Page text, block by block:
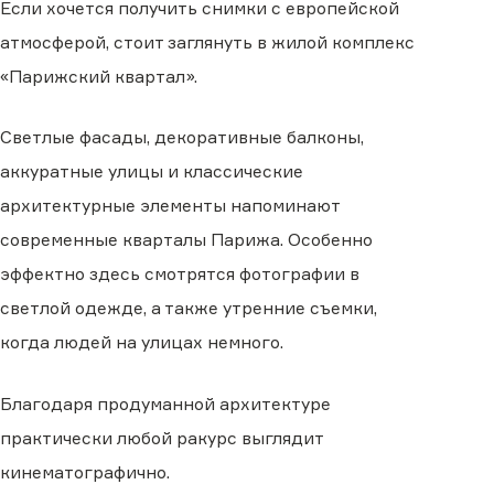
Если хочется получить снимки с европейской
атмосферой, стоит заглянуть в жилой комплекс
«Парижский квартал».
Светлые фасады, декоративные балконы,
аккуратные улицы и классические
архитектурные элементы напоминают
современные кварталы Парижа. Особенно
эффектно здесь смотрятся фотографии в
светлой одежде, а также утренние съемки,
когда людей на улицах немного.
Благодаря продуманной архитектуре
практически любой ракурс выглядит
кинематографично.